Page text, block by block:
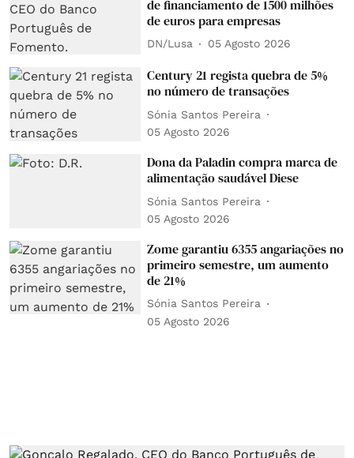
de financiamento de 1500 milhões
de euros para empresas
DN/Lusa 05 Agosto 2026
Century 21 regista quebra de 5%
no número de transações
Sónia Santos Pereira
05 Agosto 2026
Dona da Paladin compra marca de
alimentação saudável Diese
Sónia Santos Pereira
05 Agosto 2026
Zome garantiu 6355 angariações no
primeiro semestre, um aumento
de 21%
Sónia Santos Pereira
05 Agosto 2026